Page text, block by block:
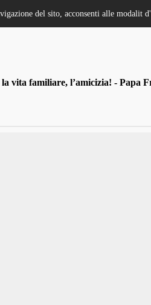
vita familiare, l’amicizia! - Papa
del sito, acconsenti alle modalit